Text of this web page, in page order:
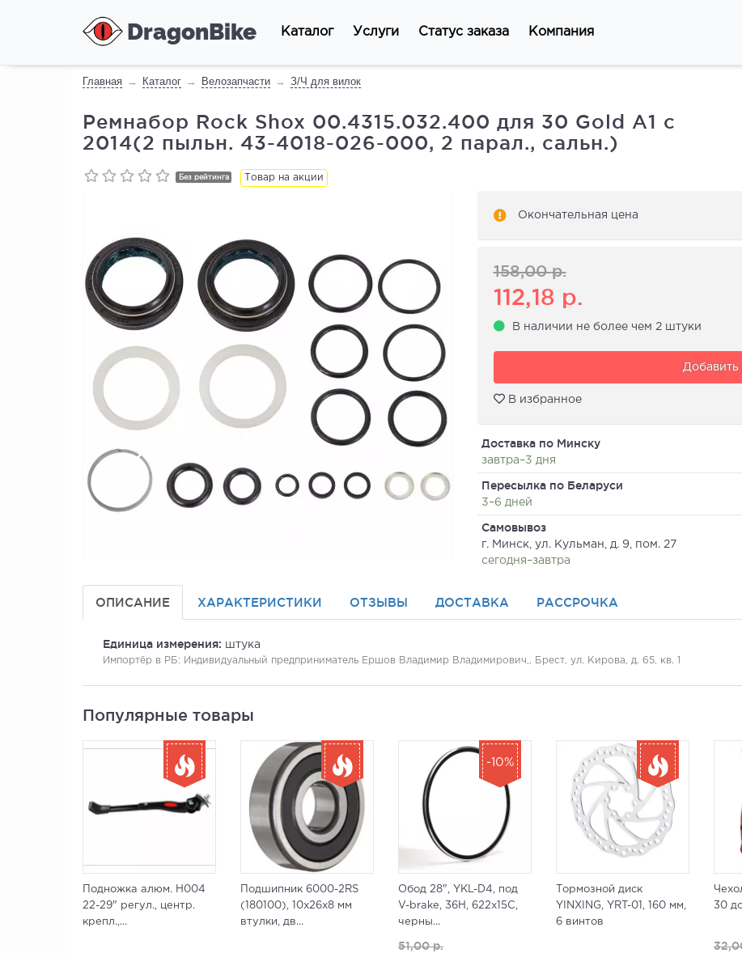
DragonBike Каталог Услуги Статус заказа Компания
Главная Каталог Велозапчасти З/Ч для вилок
Ремнабор Rock Shox 00.4315.032.400 для 30 Gold A1 с
2014(2 пыльн. 43-4018-026-000, 2 парал., сальн.)
Без рейтинга Товар на акции
Окончательная цена
158,00р.
112,18 р.
В наличии не более чем 2 штуки
Добавить
В избранное
Доставка по Минску
завтра–3 дня
Пересылка по Беларуси
3–6 дней
Самовывоз
г. Минск, ул. Кульман, д. 9, пом. 27
сегодня–завтра
ОПИСАНИЕ ХАРАКТЕРИСТИКИ ОТЗЫВЫ ДОСТАВКА РАССРОЧКА
Единица измерения: штука
Импортёр в РБ: Индивидуальный предприниматель Ершов Владимир Владимирович,, Брест, ул. Кирова, д. 65, кв. 1
Популярные товары
Подножка алюм. H004
22-29" регул., центр.
крепл.,...
Подшипник 6000-2RS
(180100), 10x26x8 мм
втулки, дв...
Обод 28", YKL-D4, под
V-brake, 36H, 622x15C,
черны...
51,00р.
-10%
Тормозной диск
YINXING, YRT-01, 160 мм,
6 винтов
30